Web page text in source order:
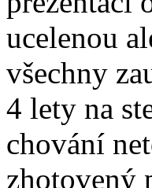
ucelenou
všechny
4 lety na
chování
zhotovený